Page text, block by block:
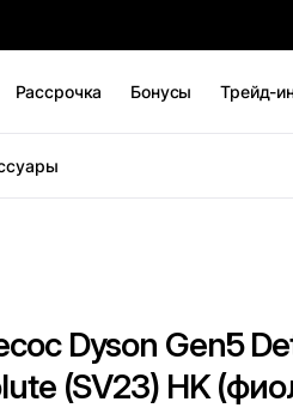
Рассрочка Бонусы Трейд-
Dyson Gen5
(SV23) HK